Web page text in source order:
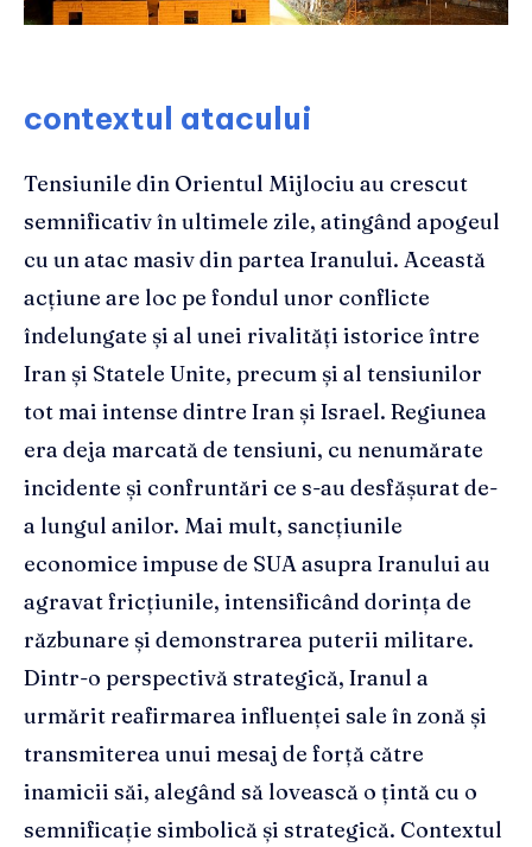
contextul atacului
Tensiunile din Orientul Mijlociu au crescut
semnificativ în ultimele zile, atingând apogeul
cu un atac masiv din partea Iranului. Această
acțiune are loc pe fondul unor conflicte
îndelungate și al unei rivalități istorice între
Iran și Statele Unite, precum și al tensiunilor
tot mai intense dintre Iran și Israel. Regiunea
era deja marcată de tensiuni, cu nenumărate
incidente și confruntări ce s-au desfășurat de-
a lungul anilor. Mai mult, sancțiunile
economice impuse de SUA asupra Iranului au
agravat fricțiunile, intensificând dorința de
răzbunare și demonstrarea puterii militare.
Dintr-o perspectivă strategică, Iranul a
urmărit reafirmarea influenței sale în zonă și
transmiterea unui mesaj de forță către
inamicii săi, alegând să lovească o țintă cu o
semnificație simbolică și strategică. Contextul